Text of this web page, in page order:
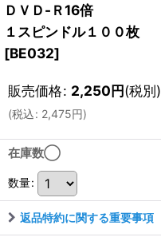
ＤＶＤ-Ｒ16倍
１スピンドル１００枚
[BE032]
販売価格: 2,250円(税別)
(税込: 2,475円)
在庫数◯
数量:
返品特約に関する重要事項